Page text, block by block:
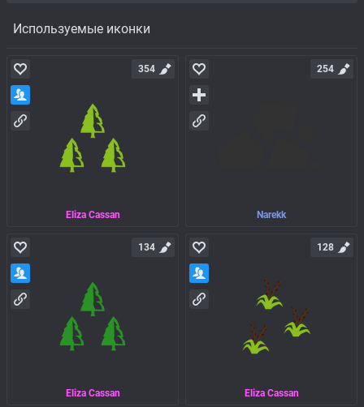
Используемые иконки
Eliza Cassan
354
Narekk
254
Eliza Cassan
134
Eliza Cassan
128